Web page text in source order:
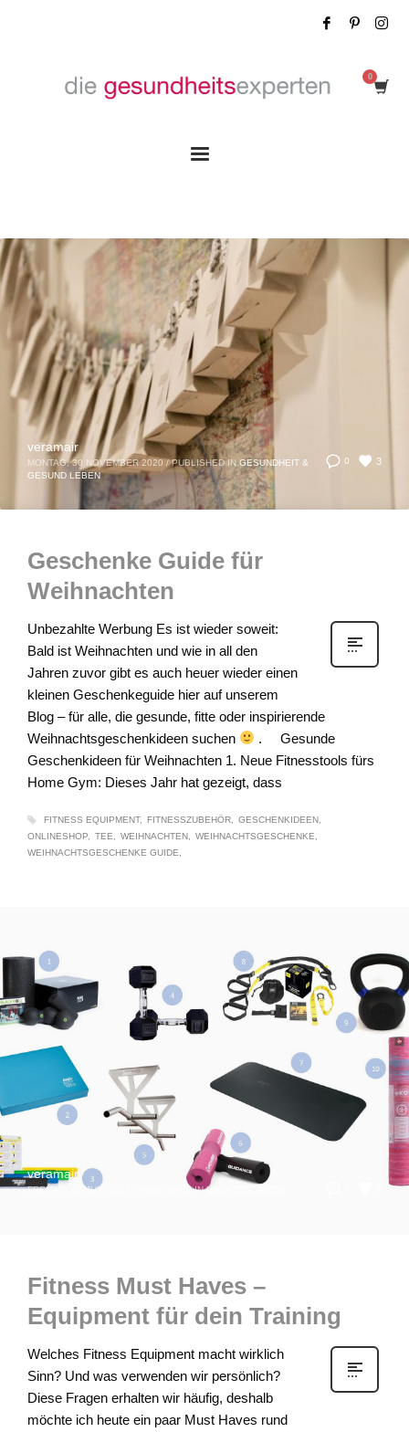
0 3
veramair
MONTAG, 30 NOVEMBER 2020 / PUBLISHED IN GESUNDHEIT &
GESUND LEBEN
Geschenke Guide für
Weihnachten
Unbezahlte Werbung Es ist wieder soweit:
Bald ist Weihnachten und wie in all den
Jahren zuvor gibt es auch heuer wieder einen
kleinen Geschenkeguide hier auf unserem
Blog – für alle, die gesunde, fitte oder inspirierende
Weihnachtsgeschenkideen suchen
. Gesunde
Geschenkideen für Weihnachten 1. Neue Fitnesstools fürs
Home Gym: Dieses Jahr hat gezeigt, dass
FITNESS EQUIPMENT FITNESSZUBEHÖR
GESCHENKIDEEN
ONLINESHOP
TEE WEIHNACHTEN
WEIHNACHTSGESCHENKE
WEIHNACHTSGESCHENKE GUIDE
veramair
FREITAG, 08 JUNI 2018 PUBLISHED IN UNCATEGORIZED
Fitness Must Haves –
Equipment für dein Training
Welches Fitness Equipment macht wirklich
Sinn? Und was verwenden wir persönlich?
Diese Fragen erhalten wir häufig, deshalb
möchte ich heute ein paar Must Haves rund